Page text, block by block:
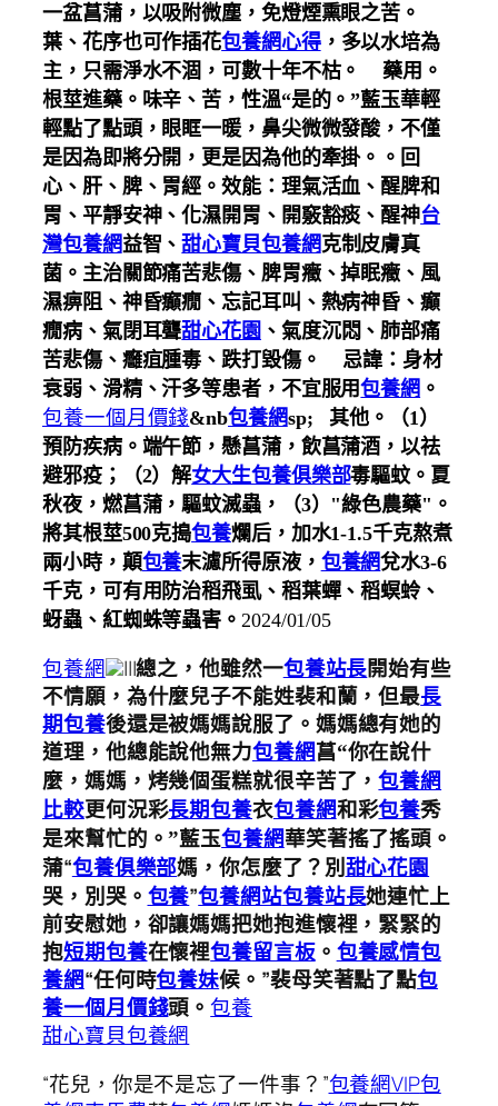
一盆菖蒲，以吸附微塵，免燈煙熏眼之苦。
葉、花序也可作插花包養網心得，多以水培為
主，只需淨水不涸，可數十年不枯。
藥用。
根莖進藥。味辛、苦，性溫“是的。”藍玉華輕
輕點了點頭，眼眶一暖，鼻尖微微發酸，不僅
是因為即將分開，更是因為他的牽掛。。回
心、肝、脾、胃經。效能：理氣活血、醒脾和
胃、平靜安神、化濕開胃、開竅豁痰、醒神台
灣包養網益智、甜心寶貝包養網克制皮膚真
菌。主治關節痛苦悲傷、脾胃癥、掉眠癥、風
濕痹阻、神昏癲癇、忘記耳叫、熱病神昏、癲
癇病、氣閉耳聾甜心花園 、氣度沉悶、肺部痛
苦悲傷、癰疽腫毒、跌打毀傷。
忌諱：身材
衰弱、滑精、汗多等患者，不宜服用包養網 。
包養一個月價錢&nb包養網sp; 其他。（1）
預防疾病。端午節，懸菖蒲，飲菖蒲酒，以祛
避邪疫；（2）解女大生包養俱樂部毒驅蚊。夏
秋夜，燃菖蒲，驅蚊滅蟲，（3）"綠色農藥"。
將其根莖500克搗包養爛后，加水1-1.5千克熬煮
兩小時，顛包養末濾所得原液， 包養網兌水3-6
千克，可有用防治稻飛虱、稻葉蟬、稻螟蛉、
蚜蟲、紅蜘蛛等蟲害。 2024/01/05
包養網 |||總之，他雖然一包養站長開始有些
不情願，為什麼兒子不能姓裴和蘭，但最長
期包養後還是被媽媽說服了。媽媽總有她的
道理，他總能說他無力包養網菖“你在說什
麼，媽媽，烤幾個蛋糕就很辛苦了，包養網
比較更何況彩長期包養衣包養網和彩包養秀
是來幫忙的。”藍玉包養網 華笑著搖了搖頭。
蒲“包養俱樂部媽，你怎麼了？別甜心花園
哭，別哭。 包養”包養網站包養站長她連忙上
前安慰她，卻讓媽媽把她抱進懷裡，緊緊的
抱短期包養在懷裡包養留言板。 包養感情包
養網“任何時包養妹候。”裴母笑著點了點包
養一個月價錢頭。包養
甜心寶貝包養網
“花兒，你是不是忘了一件事？”包養網VIP包